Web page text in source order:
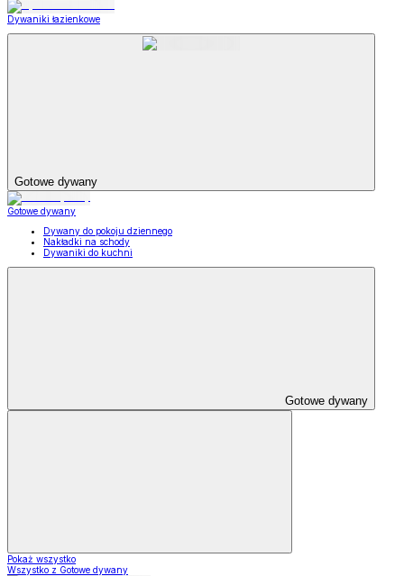
Dywaniki łazienkowe
Gotowe dywany
Gotowe dywany
Dywany do pokoju dziennego
Nakładki na schody
Dywaniki do kuchni
Gotowe dywany
Pokaż wszystko
Wszystko z Gotowe dywany